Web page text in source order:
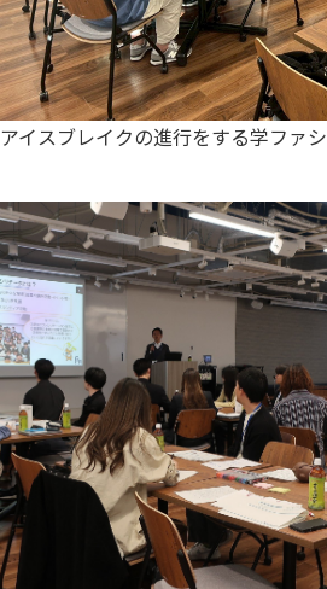
アイスブレイクの進行をする学ファシ